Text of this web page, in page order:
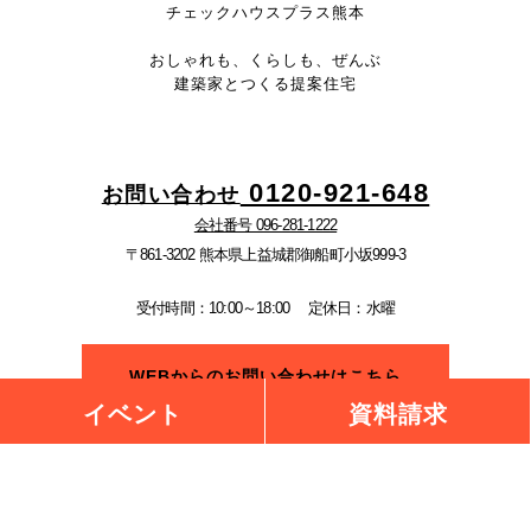
チェックハウスプラス熊本
おしゃれも、くらしも、ぜんぶ
建築家とつくる提案住宅
お問い合わせ 0120-921-648
会社番号 096-281-1222
〒861-3202 熊本県上益城郡御船町小坂999-3
受付時間：10:00～18:00 定休日：水曜
WEBからのお問い合わせはこちら
イベント 資料請求